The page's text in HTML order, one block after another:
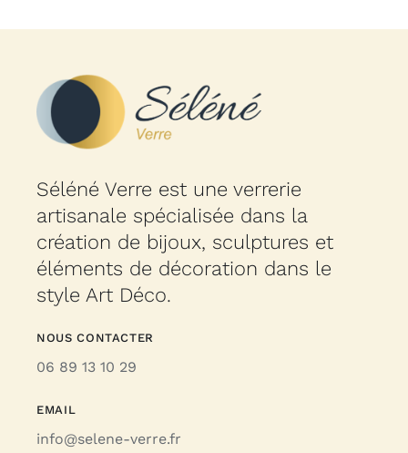
Séléné Verre est une verrerie
artisanale spécialisée dans la
création de bijoux, sculptures et
éléments de décoration dans le
style Art Déco.
NOUS CONTACTER
06 89 13 10 29
EMAIL
info@selene-verre.fr